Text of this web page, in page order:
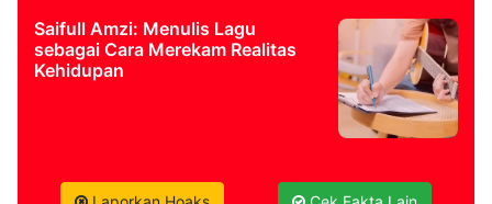
Saifull Amzi: Menulis Lagu
sebagai Cara Merekam Realitas
Kehidupan